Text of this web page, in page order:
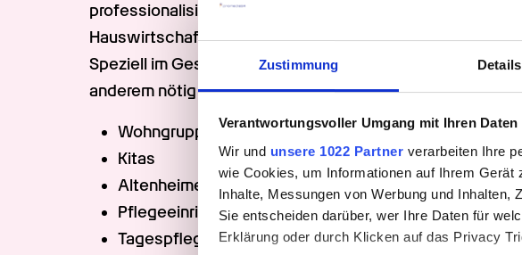
Zustimmung Details
Verantwortungsvoller Umgang mit Ihren Daten
Wir und unsere 1022 Partner verarbeiten Ihre
wie Cookies, um Informationen auf Ihrem
Inhalte, Messungen von Werbung und Inhalten,
Sie entscheiden darüber, wer Ihre Daten für
Erklärung oder durch Klicken auf das Privacy
professionalisiert. Abwechslungsreiche und
Hauswirtschaft bieten private Haushalte sowie kleine,
Speziell im Gesundheits- und Sozialbereich ist eine
anderem nötig in diesen Einrichtungen:
Wohngruppen
Kitas
Altenheime und Seniorenresidenzen
Pflegeeinrichtungen
Tagespflege